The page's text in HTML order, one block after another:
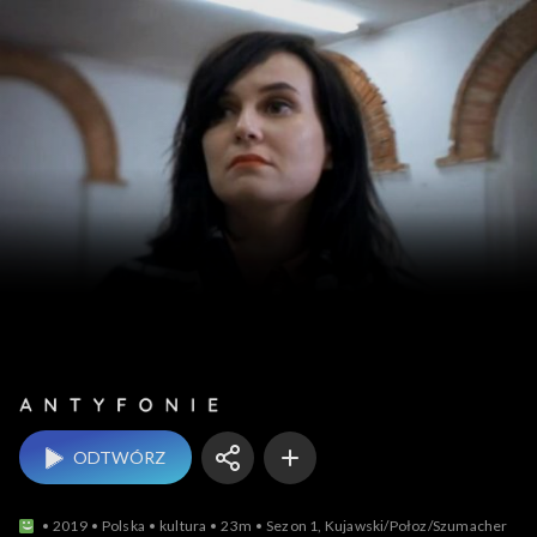
Antyfonie
ODTWÓRZ
2019 Polska kultura 23m Sezon 1, Kujawski/Połoz/Szumacher